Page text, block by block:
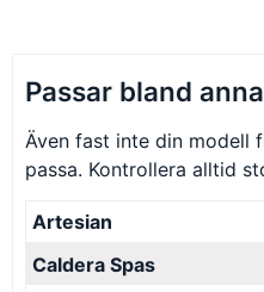
Passar bland
Även fast inte din modell
passa. Kontrollera alltid
Artesian
Caldera Spas